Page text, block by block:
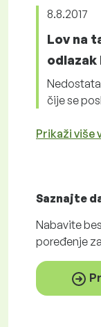
8.8.2017
Lov na
odlazak
čije se
Prikaži više
Saznajte
Nabavite
poređenje